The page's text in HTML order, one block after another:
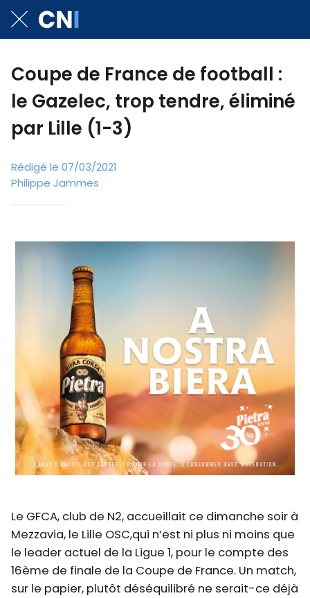
Coupe de France de football :
le Gazelec, trop tendre, éliminé
par Lille (1-3)
Rédigé le 07/03/2021
Philippe Jammes
Le GFCA, club de N2, accueillait ce dimanche soir à
Mezzavia, le Lille OSC,qui n’est ni plus ni moins que
le leader actuel de la Ligue 1, pour le compte des
16ème de finale de la Coupe de France. Un match,
sur le papier, plutôt déséquilibré ne serait-ce déjà